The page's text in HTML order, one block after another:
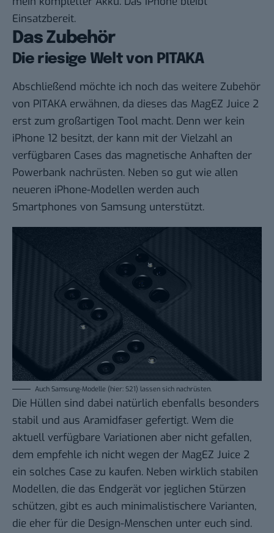
Einsatzbereit.
Das Zubehör
Die riesige Welt von PITAKA
Abschließend möchte ich noch das weitere Zubehör
von PITAKA erwähnen, da dieses das MagEZ Juice 2
erst zum großartigen Tool macht. Denn wer kein
iPhone 12 besitzt, der kann mit der Vielzahl an
verfügbaren Cases das magnetische Anhaften der
Powerbank nachrüsten. Neben so gut wie allen
neueren iPhone-Modellen werden auch
Smartphones von Samsung unterstützt.
Auch Samsung-Modelle (hier: S21) lassen sich nachrüsten.
Die Hüllen sind dabei natürlich ebenfalls besonders
stabil und aus Aramidfaser gefertigt. Wem die
aktuell verfügbare Variationen aber nicht gefallen,
dem empfehle ich nicht wegen der MagEZ Juice 2
ein solches Case zu kaufen. Neben wirklich stabilen
Modellen, die das Endgerät vor jeglichen Stürzen
schützen, gibt es auch minimalistischere Varianten,
die eher für die Design-Menschen unter euch sind.